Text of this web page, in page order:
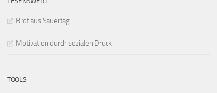
Brot aus Sauertag
Motivation durch sozialen Druck
TOOLS